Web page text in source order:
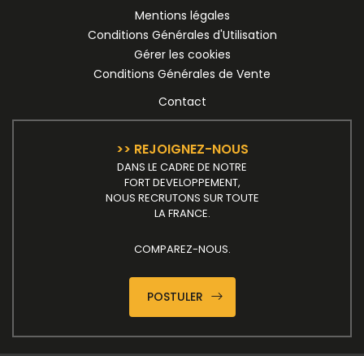
Mentions légales
Conditions Générales d'Utilisation
Gérer les cookies
Conditions Générales de Vente
Contact
>> REJOIGNEZ-NOUS
DANS LE CADRE DE NOTRE
FORT DEVELOPPEMENT,
NOUS RECRUTONS SUR TOUTE
LA FRANCE.
COMPAREZ-NOUS.
POSTULER